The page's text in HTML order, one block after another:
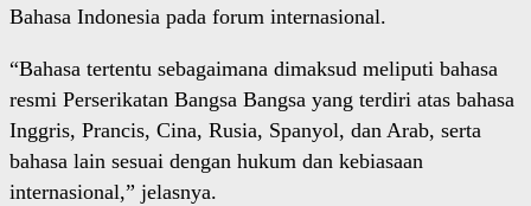
Bahasa Indonesia pada forum internasional.
“Bahasa tertentu sebagaimana dimaksud meliputi bahasa
resmi Perserikatan Bangsa Bangsa yang terdiri atas bahasa
Inggris, Prancis, Cina, Rusia, Spanyol, dan Arab, serta
bahasa lain sesuai dengan hukum dan kebiasaan
internasional,” jelasnya.